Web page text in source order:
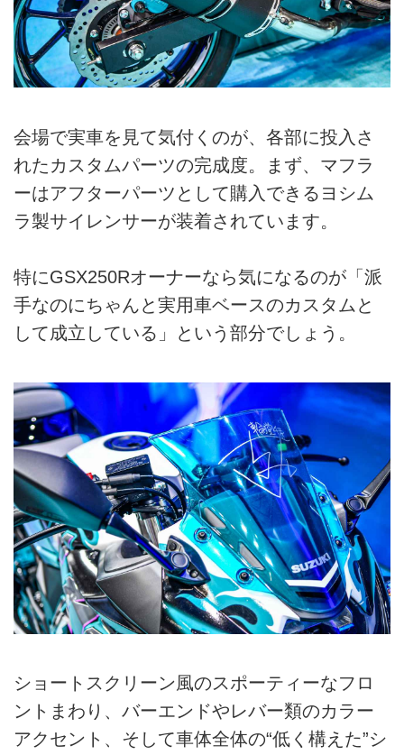
会場で実車を見て気付くのが、各部に投入さ
れたカスタムパーツの完成度。まず、マフラ
ーはアフターパーツとして購入できるヨシム
ラ製サイレンサーが装着されています。
特にGSX250Rオーナーなら気になるのが「派
手なのにちゃんと実用車ベースのカスタムと
して成立している」という部分でしょう。
ショートスクリーン風のスポーティーなフロ
ントまわり、バーエンドやレバー類のカラー
アクセント、そして車体全体の“低く構えた”シ